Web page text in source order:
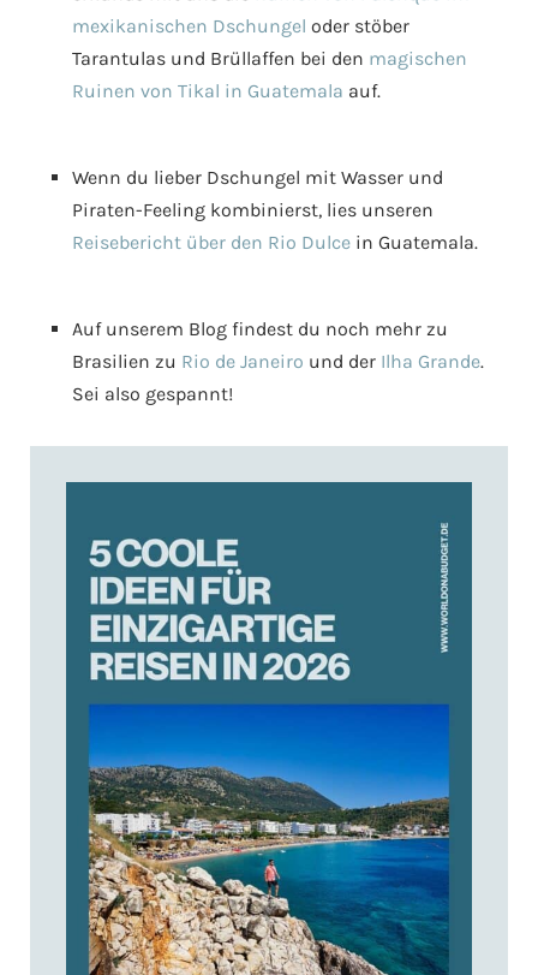
mexikanischen Dschungel oder stöber
Tarantulas und Brüllaffen bei den magischen
Ruinen von Tikal in Guatemala auf.
Wenn du lieber Dschungel mit Wasser und
Piraten-Feeling kombinierst, lies unseren
Reisebericht über den Rio Dulce in Guatemala.
Auf unserem Blog findest du noch mehr zu
Brasilien zu Rio de Janeiro und der Ilha Grande.
Sei also gespannt!